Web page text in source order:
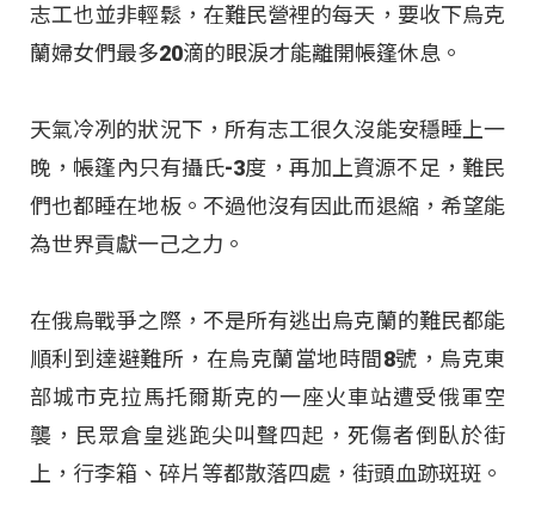
志工也並非輕鬆，在難民營裡的每天，要收下烏克
蘭婦女們最多20滴的眼淚才能離開帳篷休息。
天氣冷冽的狀況下，所有志工很久沒能安穩睡上一
晚，帳篷內只有攝氏-3度，再加上資源不足，難民
們也都睡在地板。不過他沒有因此而退縮，希望能
為世界貢獻一己之力。
在俄烏戰爭之際，不是所有逃出烏克蘭的難民都能
順利到達避難所，在烏克蘭當地時間8號，烏克東
部城市克拉馬托爾斯克的一座火車站遭受俄軍空
襲，民眾倉皇逃跑尖叫聲四起，死傷者倒臥於街
上，行李箱、碎片等都散落四處，街頭血跡斑斑。